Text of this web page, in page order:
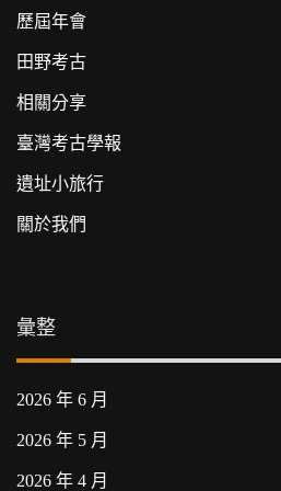
歷屆年會
田野考古
相關分享
臺灣考古學報
遺址小旅行
關於我們
彙整
2026 年 6 月
2026 年 5 月
2026 年 4 月